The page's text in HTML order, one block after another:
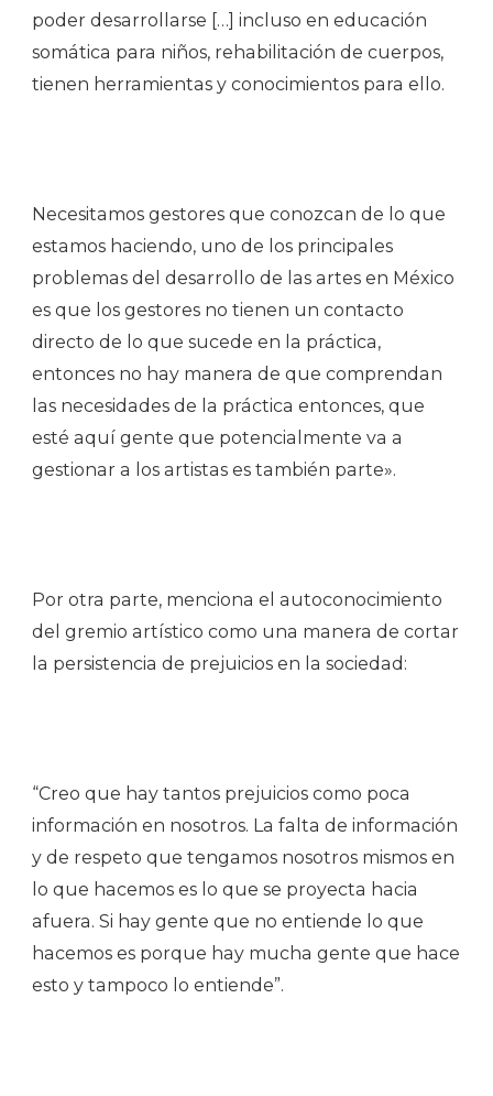
poder desarrollarse […] incluso en educación
somática para niños, rehabilitación de cuerpos,
tienen herramientas y conocimientos para ello.
Necesitamos gestores que conozcan de lo que
estamos haciendo, uno de los principales
problemas del desarrollo de las artes en México
es que los gestores no tienen un contacto
directo de lo que sucede en la práctica,
entonces no hay manera de que comprendan
las necesidades de la práctica entonces, que
esté aquí gente que potencialmente va a
gestionar a los artistas es también parte».
Por otra parte, menciona el autoconocimiento
del gremio artístico como una manera de cortar
la persistencia de prejuicios en la sociedad:
“Creo que hay tantos prejuicios como poca
información en nosotros. La falta de información
y de respeto que tengamos nosotros mismos en
lo que hacemos es lo que se proyecta hacia
afuera. Si hay gente que no entiende lo que
hacemos es porque hay mucha gente que hace
esto y tampoco lo entiende”.